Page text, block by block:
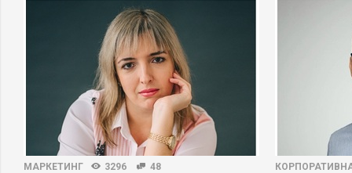
МАРКЕТИНГ 3296 48